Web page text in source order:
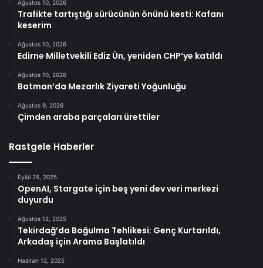
Ağustos 10, 2026
Trafikte tartıştığı sürücünün önünü kesti: Kafanı
keserim
Ağustos 10, 2026
Edirne Milletvekili Ediz Ün, yeniden CHP’ye katıldı
Ağustos 10, 2026
Batman’da Mezarlık Ziyareti Yoğunluğu
Ağustos 9, 2026
Çimden araba parçaları ürettiler
Rastgele Haberler
Eylül 25, 2025
OpenAI, Stargate için beş yeni dev veri merkezi
duyurdu
Ağustos 12, 2025
Tekirdağ’da Boğulma Tehlikesi: Genç Kurtarıldı,
Arkadaş için Arama Başlatıldı
Haziran 12, 2025